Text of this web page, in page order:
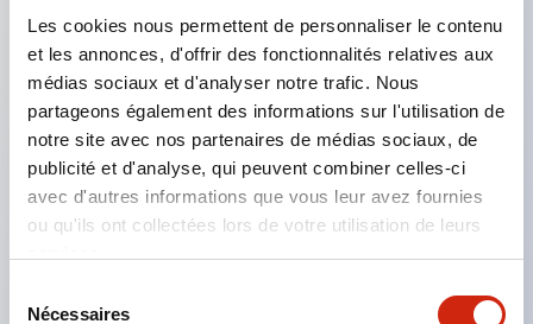
Les cookies nous permettent de personnaliser le contenu
et les annonces, d'offrir des fonctionnalités relatives aux
médias sociaux et d'analyser notre trafic. Nous
partageons également des informations sur l'utilisation de
notre site avec nos partenaires de médias sociaux, de
publicité et d'analyse, qui peuvent combiner celles-ci
avec d'autres informations que vous leur avez fournies
ou qu'ils ont collectées lors de votre utilisation de leurs
Nécessaires
Conforme IEC60079
Interrupteurs à contact sec avec une résistance de
contact maximale de 0,5&Omega peuvent être
connectés à l'EB3C
Types 8 et 16 circuits disponibles dans les types de
câblage courants
Idéal pour la connexion aux automates
programmables (PLC)
Tension d'alimentation AC universelle (100 à 240V